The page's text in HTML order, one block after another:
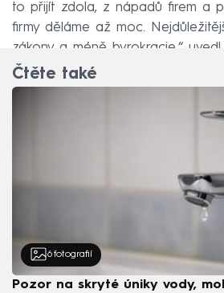
to přijít zdola, z nápadů firem a
firmy děláme až moc.
zákony a méně byrokracie,“ uvedl
Čtěte také
6 fotografií
Pozor na skryté úniky vody,